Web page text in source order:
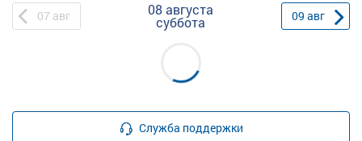
07 авг 08 августа
суббота 09 авг
Служба поддержки